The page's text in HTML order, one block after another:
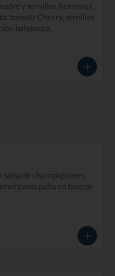
y semillas, hummus
tomate Cherry, semillas
balsámica.
salsa de champignones,
palta en base de